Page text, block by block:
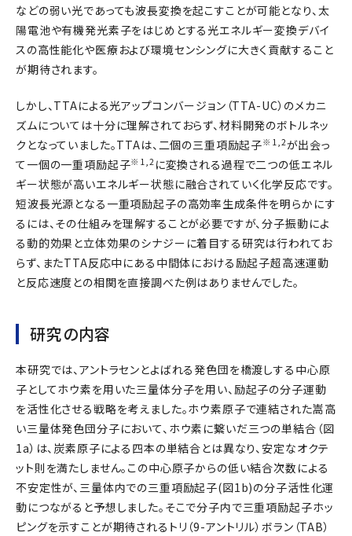
などの弱い光であっても波長変換を起こすことが可能となり、太
陽電池や有機発光素子をはじめとする光エネルギー変換デバイ
スの高性能化や医療および環境センシングに大きく貢献すること
が期待されます。
しかし、TTAによる光アップコンバージョン（TTA-UC）のメカニ
ズムについては十分に理解されておらず、材料開発のボトルネッ
クとなっていました。TTAは、二個の三重項励起子※1,2が出会っ
て一個の一重項励起子※1,2 に変換される過程で二つの低エネル
ギー状態が高いエネルギー状態に融合されていく化学反応です。
短波長光源となる一重項励起子の高効率生成条件を明らかにす
るには、その仕組みを理解することが必要ですが、分子振動によ
る動的効果と立体効果のシナジーに着目する研究は行われてお
らず、またTTA反応中にある中間体における励起子超高速運動
と反応速度との相関を直接調べた例はありませんでした。
研究の内容
本研究では、アントラセンとよばれる発色団を橋渡しする中心原
子としてホウ素を用いた三量体分子を用い、励起子の分子運動
を活性化させる戦略を考えました。ホウ素原子で連結された嵩高
い三量体発色団分子において、ホウ素に繋いだ三つの単結合（図
1a）は、炭素原子による四本の単結合とは異なり、安定なオクテ
ット則を満たしません。この中心原子からの低い結合次数による
不安定性が、三量体内での三重項励起子(図1b)の分子活性化運
動につながると予想しました。そこで分子内で三重項励起子ホッ
ピングを示すことが期待されるトリ（9-アントリル）ボラン（TAB）